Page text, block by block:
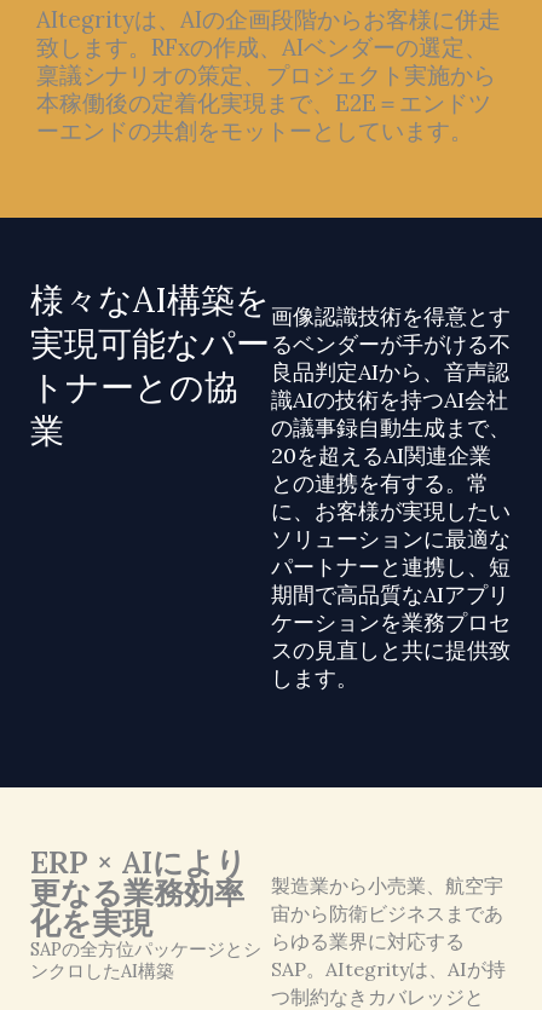
AItegrityは、AIの企画段階からお客様に併走
致します。RFxの作成、AIベンダーの選定、
稟議シナリオの策定、プロジェクト実施から
本稼働後の定着化実現まで、E2E＝ エンドツ
ーエンドの共創をモットーとしています。
様々なAI構築を
実現可能なパー
トナーとの協
業
画像認識技術を得意とす
るベンダーが手がける不
良品判定AIから、音声認
識AIの技術を持つAI会社
の議事録自動生成まで、
20を超えるAI関連企業
との連携を有する。常
に、お客様が実現したい
ソリューションに最適な
パートナーと連携し、短
期間で高品質なAIアプリ
ケーションを業務プロセ
スの見直しと共に提供致
します。
ERP × AIにより
更なる業務効率
化を実現
SAPの全方位パッケージとシ
ンクロしたAI構築
製造業から小売業、航空宇
宙から防衛ビジネスまであ
らゆる業界に対応する
SAP。AItegrityは、AIが持
つ制約なきカバレッジと